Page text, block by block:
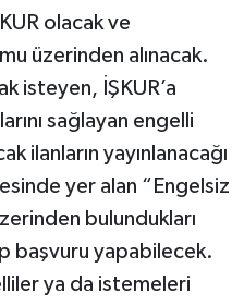
olacak ve
üzerinden alınacak.
isteyen, İŞKUR’a
sağlayan engelli
ilanların yayınlanacağı
yer alan “Engelsiz
bulundukları
başvuru yapabilecek.
ya da istemeleri